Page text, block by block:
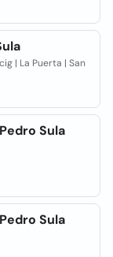
| La Puerta | San
Sula
Sula